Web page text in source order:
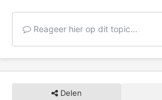
Reageer hier op dit topic...
Delen